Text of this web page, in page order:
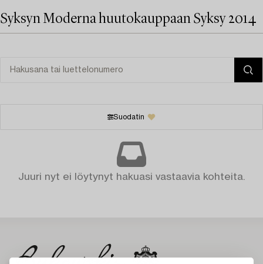
Syksyn Moderna huutokauppaan Syksy 2014
Suodatin
Juuri nyt ei löytynyt hakuasi vastaavia kohteita.